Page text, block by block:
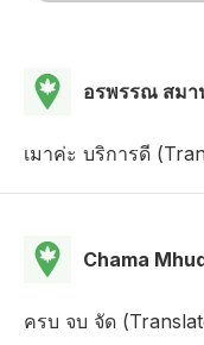
อรพรรณ สมา
เมาค่ะ บริการดี
Chama
ครบ จบ จัด